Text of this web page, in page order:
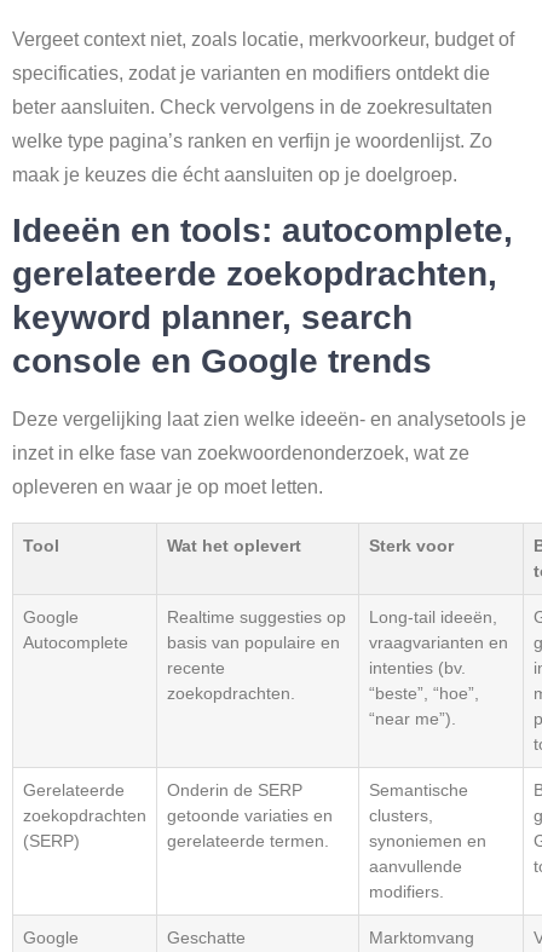
Vergeet context niet, zoals locatie, merkvoorkeur, budget of
specificaties, zodat je varianten en modifiers ontdekt die
beter aansluiten. Check vervolgens in de zoekresultaten
welke type pagina’s ranken en verfijn je woordenlijst. Zo
maak je keuzes die écht aansluiten op je doelgroep.
Ideeën en tools: autocomplete,
gerelateerde zoekopdrachten,
keyword planner, search
console en Google trends
Deze vergelijking laat zien welke ideeën- en analysetools je
inzet in elke fase van zoekwoordenonderzoek, wat ze
opleveren en waar je op moet letten.
Tool Wat het oplevert Sterk voor
Google
Autocomplete
Realtime suggesties op
basis van populaire en
recente
zoekopdrachten.
Long-tail ideeën,
vraagvarianten en
intenties (bv.
“beste”, “hoe”,
“near me”).
Gerelateerde
zoekopdrachten
(SERP)
Onderin de SERP
getoonde variaties en
gerelateerde termen.
Semantische
clusters,
synoniemen en
aanvullende
modifiers.
Google
Geschatte
Marktomvang